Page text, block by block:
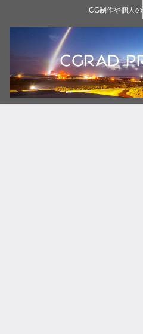
CG制作や個人